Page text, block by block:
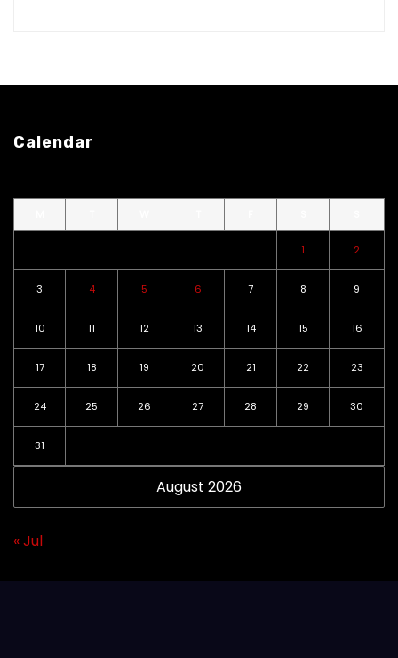
Calendar
August 2026
1 2
3 4 5 6 7 8 9
10 11 12 13 14 15 16
17 18 19 20 21 22 23
24 25 26 27 28 29 30
31
« Jul